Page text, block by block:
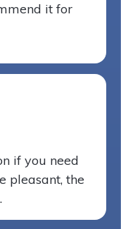
it for
if you need
pleasant, the